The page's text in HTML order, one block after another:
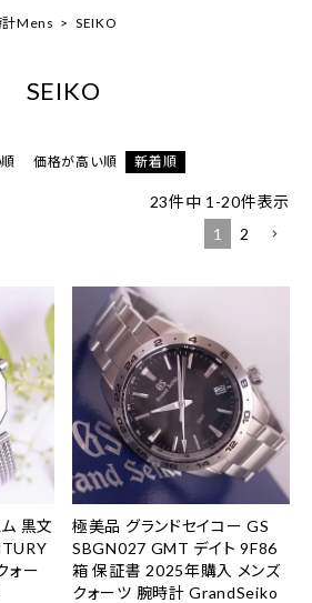
計Mens SEIKO
SEIKO
価格が高い順 新着順
23件中 1 -20件表示
1
2
黒文
ォー
極美品 グランドセイコー GS
SBGN027 GMT デイト 9F86
箱 保証書 2025年購入 メンズ
クォーツ 腕時計 GrandSeiko